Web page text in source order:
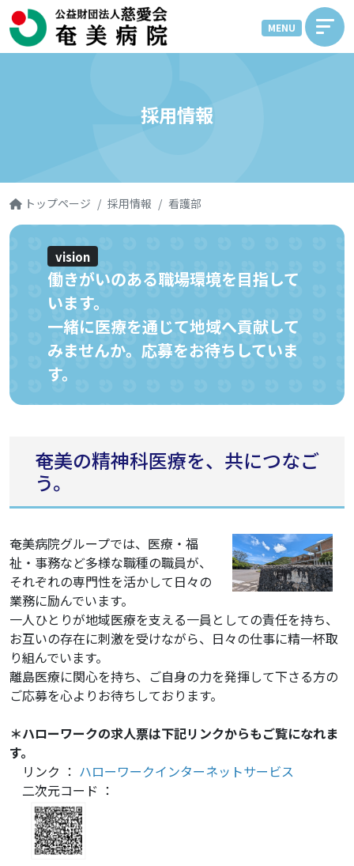
MENU
採用情報
トップページ 採用情報 看護部
vision
働きがいのある職場環境を目指して
います。
一緒に医療を通じて地域へ貢献して
みませんか。応募をお待ちしていま
す。
奄美の精神科医療を、共につなご
う。
奄美病院グループでは、医療・福
祉・事務など多様な職種の職員が、
それぞれの専門性を活かして日々の
業務に励んでいます。
一人ひとりが地域医療を支える一員としての責任を持ち、
お互いの存在に刺激を受けながら、日々の仕事に精一杯取
り組んでいます。
離島医療に関心を持ち、ご自身の力を発揮して下さる方の
ご応募を心よりお待ちしております。
＊ハローワークの求人票は下記リンクからもご覧になれま
す。
リンク ： ハローワークインターネットサービス
二次元コード ：